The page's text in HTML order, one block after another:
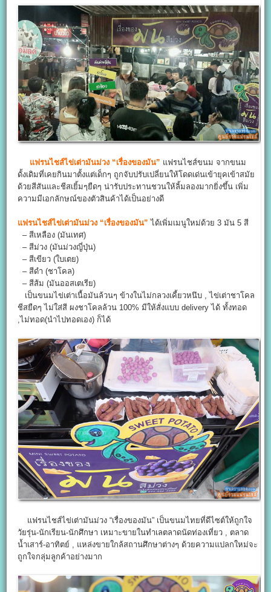
แฟรนไชส์ไข่เต่ามันม่วง “เรื่องของมัน” แฟรนไชส์ขนม จากขนม
ดั้งเดิมที่เคยกินมาตั้งแต่เด็กๆ ถูกจับปรับเปลี่ยนให้โดดเด่นเข้ายุคเข้าสมัย
ด้วยสีสันและชีสเยิ้มๆยืดๆ น่ารับประทานชวนให้ลิ้มลองมากยิ่งขึ้น เพิ่ม
ความมีเอกลักษณ์ของตัวสินค้าได้เป็นอย่างดี
แฟรนไชส์ไข่เต่ามันม่วง “เรื่องของมัน” ได้เพิ่มเมนูใหม่ด้วย 3 มัน 5 สี
– สีเหลือง (มันเทศ)
– สีม่วง (มันม่วงญี่ปุ่น)
– สีเขียว (ใบเตย)
– สีดำ (ชาโคล)
– สีส้ม (มันออสเตเรีย)
เป็นขนมไข่เต่าเนื้อมันล้วนๆ ข้างในไม่กลวงเคี้ยวหนึบ , ไข่เต่าชาโคล
ชีสยืดๆ ไม่ใส่สี ผงชาโคลล้วน 100% มีให้สั่งแบบ delivery ได้ ทั้งทอด
,ไม่ทอด(นำไปทอดเอง) ก็ได้
แฟรนไชส์ไข่เต่ามันม่วง “เรื่องของมัน” เป็นขนมไทยที่ดีไซต์ให้ถูกใจ
วัยรุ่น-นักเรียน-นักศึกษา เหมาะขายในทำเลตลาดนัดท่องเที่ยว , ตลาด
น้ำเสาร์-อาทิตย์ , แหล่งขายใกล้สถานศึกษาต่างๆ ด้วยความแปลกใหม่จะ
ถูกใจกลุ่มลูกค้าอย่างมาก